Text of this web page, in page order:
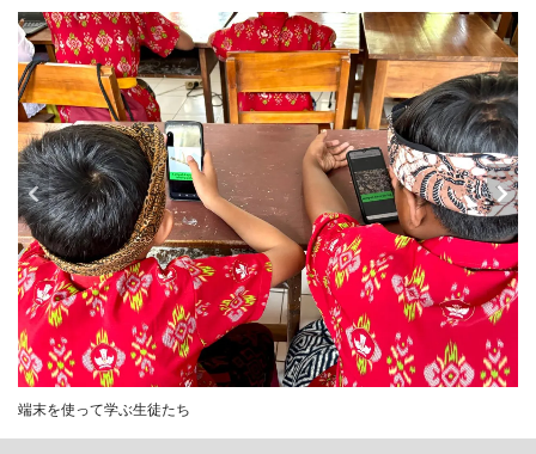
端末を使って学ぶ生徒たち